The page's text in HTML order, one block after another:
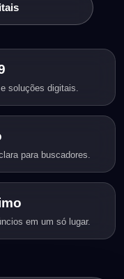
soluções digitais.
para buscadores.
em um só lugar.